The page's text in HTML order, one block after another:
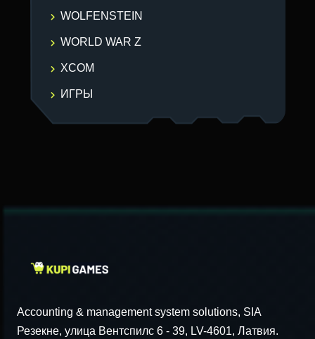
WOLFENSTEIN
WORLD WAR Z
XCOM
ИГРЫ
Accounting & management system solutions, SIA
Резекне, улица Вентспилс 6 - 39, LV-4601, Латвия.